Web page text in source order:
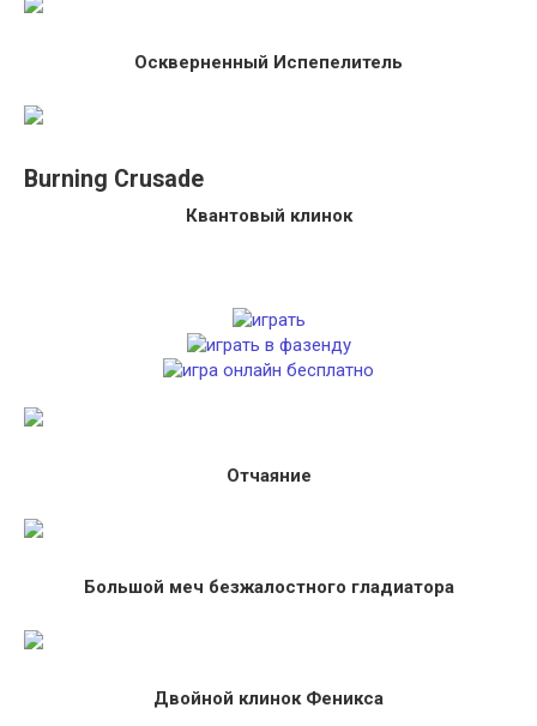
Оскверненный Испепелитель
Burning Crusade
Квантовый клинок
Отчаяние
Большой меч безжалостного гладиатора
Двойной клинок Феникса